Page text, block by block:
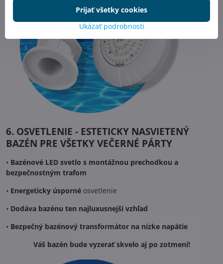
6. OSVETLENIE - ESTETICKY NASVIETENÝ
BAZÉN PRE VŠETKY VEČERNÉ PÁRTY
• Bazénové LED svetlo s montážnou prechodkou a
bezpečnostným trafom
• Energeticky úsporné osvetlenie
• Dodáva bazénu ten najluxusnejší vzhľad
• Bezpečný bazénový transformátor na nízke napätie
Váš bazén bude vyzerať skvelo aj po zotmení!
Ukázať podrobnosti
Prijať všetky cookies